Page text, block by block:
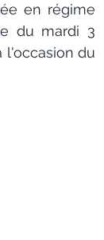
en régime
du mardi 3
l'occasion du